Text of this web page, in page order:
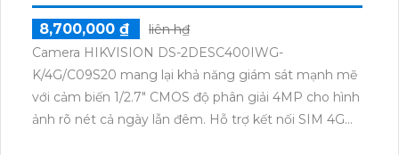
8,700,000 ₫
liên h₫
Camera HIKVISION DS-2DESC400IWG-
K/4G/C09S20 mang lại khả năng giám sát mạnh mẽ
với cảm biến 1/2.7" CMOS độ phân giải 4MP cho hình
ảnh rõ nét cả ngày lẫn đêm. Hỗ trợ kết nối SIM 4G